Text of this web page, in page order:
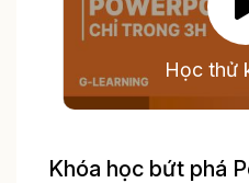
Học thử
Khóa học bứt phá